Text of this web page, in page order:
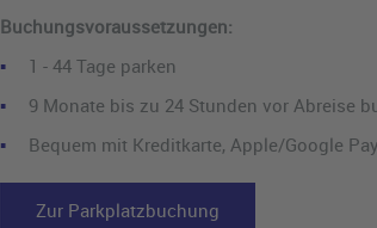
Buchungsvoraussetzungen:
1 - 44 Tage parken
9 Monate bis zu 24 Stunden vor Abreise
Bequem mit Kreditkarte, Apple/Google
Zur Parkplatzbuchung